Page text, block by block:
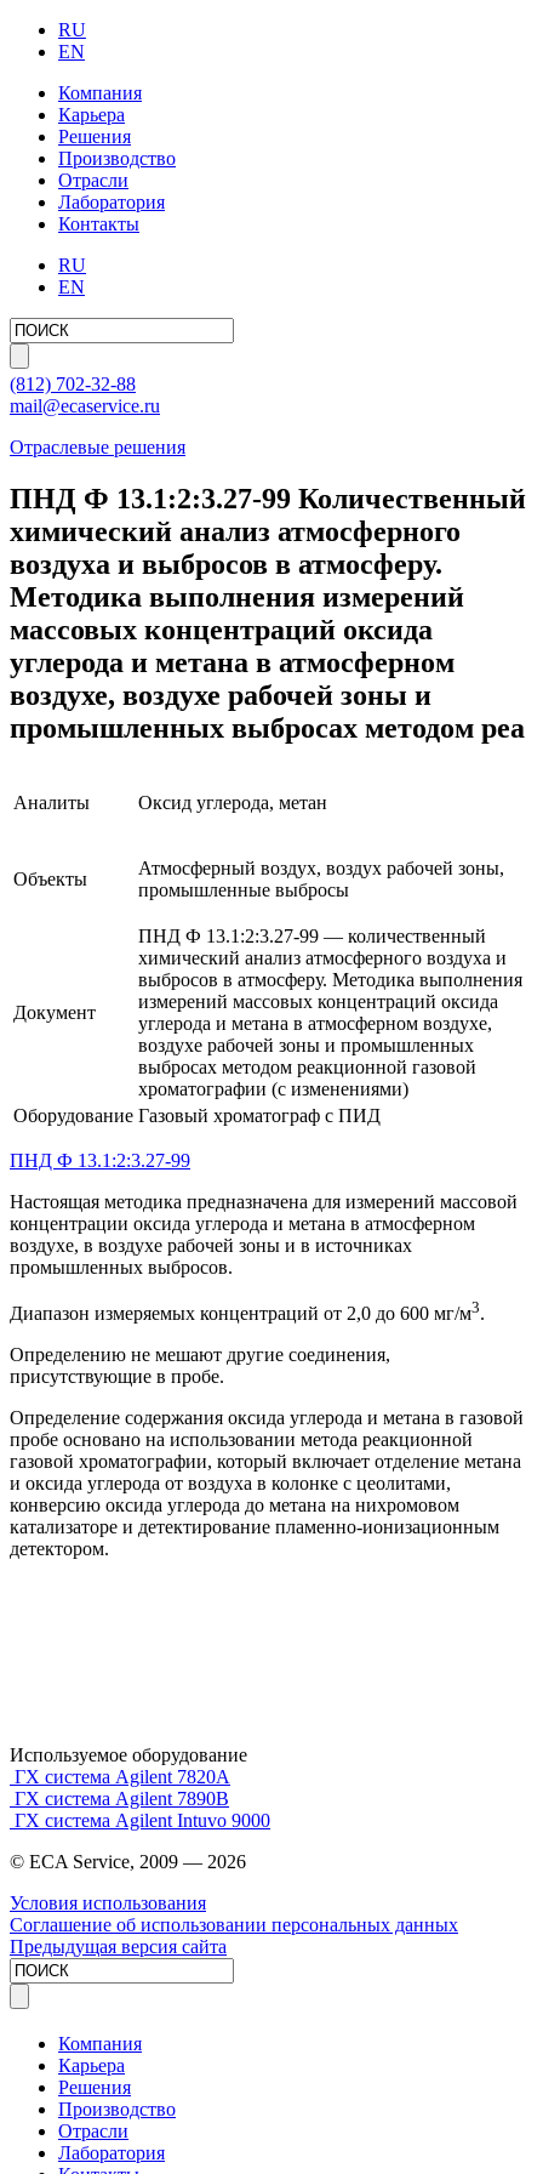
RU
EN
Компания
Карьера
Решения
Производство
Отрасли
Лаборатория
Контакты
RU
EN
(812) 702-32-88
mail@ecaservice.ru
Отраслевые решения
ПНД Ф 13.1:2:3.27-99 Количественный
химический анализ атмосферного
воздуха и выбросов в атмосферу.
Методика выполнения измерений
массовых концентраций оксида
углерода и метана в атмосферном
воздухе, воздухе рабочей зоны и
промышленных выбросах методом реа
Аналиты Оксид углерода, метан
Объекты
Атмосферный воздух, воздух рабочей зоны,
промышленные выбросы
Документ
ПНД Ф 13.1:2:3.27-99 — количественный
химический анализ атмосферного воздуха и
выбросов в атмосферу. Методика выполнения
измерений массовых концентраций оксида
углерода и метана в атмосферном воздухе,
воздухе рабочей зоны и промышленных
выбросах методом реакционной газовой
хроматографии (с изменениями)
Оборудование Газовый хроматограф с ПИД
ПНД Ф 13.1:2:3.27-99
Настоящая методика предназначена для измерений массовой
концентрации оксида углерода и метана в атмосферном
воздухе, в воздухе рабочей зоны и в источниках
промышленных выбросов.
Диапазон измеряемых концентраций от 2,0 до 600 мг/м3.
Определению не мешают другие соединения,
присутствующие в пробе.
Определение содержания оксида углерода и метана в газовой
пробе основано на использовании метода реакционной
газовой хроматографии, который включает отделение метана
и оксида углерода от воздуха в колонке с цеолитами,
конверсию оксида углерода до метана на нихромовом
катализаторе и детектирование пламенно-ионизационным
детектором.
Используемое оборудование
ГХ система Agilent 7820A
ГХ система Agilent 7890B
ГХ система Agilent Intuvo 9000
© ECA Service, 2009 — 2026
Условия использования
Соглашение об использовании персональных данных
Предыдущая версия сайта
Компания
Карьера
Решения
Производство
Отрасли
Лаборатория